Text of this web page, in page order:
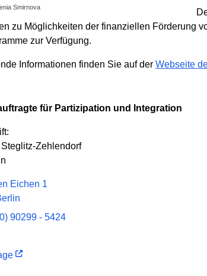
Smirnova
zu Möglichkeiten der finanziellen Förderung
zur Verfügung.
Informationen finden Sie auf der Webseite
für Partizipation und Integration
Zehlendorf
Eichen 1
90299 - 5424